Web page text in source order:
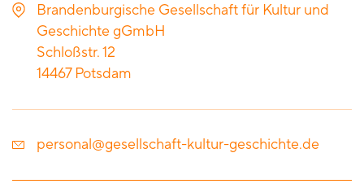
Brandenburgische Gesellschaft für Kultur und
Geschichte gGmbH
Schloßstr. 12
14467 Potsdam
personal@gesellschaft-kultur-geschichte.de